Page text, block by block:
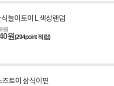
놀이토이 L 색상랜덤
원
원(294point 적립)
토이 삼식이면